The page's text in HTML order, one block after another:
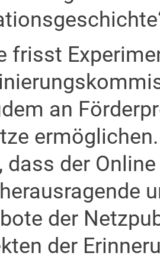
frisst
an
dass der
der
der